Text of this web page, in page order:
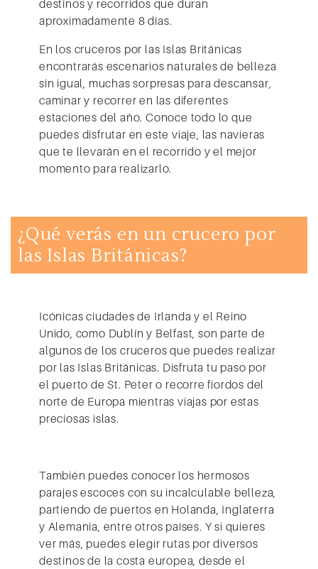
destinos y recorridos que duran
aproximadamente 8 días.
En los cruceros por las Islas Británicas
encontrarás escenarios naturales de belleza
sin igual , muchas sorpresas para descansar,
caminar y recorrer en las diferentes
estaciones del año. Conoce todo lo que
puedes disfrutar en este viaje, las navieras
que te llevarán en el recorrido y el mejor
momento para realizarlo.
¿Qué verás en un crucero por
las Islas Británicas?
Icónicas ciudades de Irlanda y el Reino
Unido, como Dublín y Belfast , son parte de
algunos de los cruceros que puedes realizar
por las Islas Británicas. Disfruta tu paso por
el puerto de St. Peter o recorre fiordos del
norte de Europa mientras viajas por estas
preciosas islas.
También puedes conocer los hermosos
parajes escoces con su incalculable belleza,
partiendo de puertos en Holanda, Inglaterra
y Alemania, entre otros países. Y si quieres
ver más, puedes elegir rutas por diversos
destinos de la costa europea , desde el